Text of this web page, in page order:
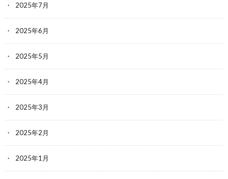
2025年7月
2025年6月
2025年5月
2025年4月
2025年3月
2025年2月
2025年1月